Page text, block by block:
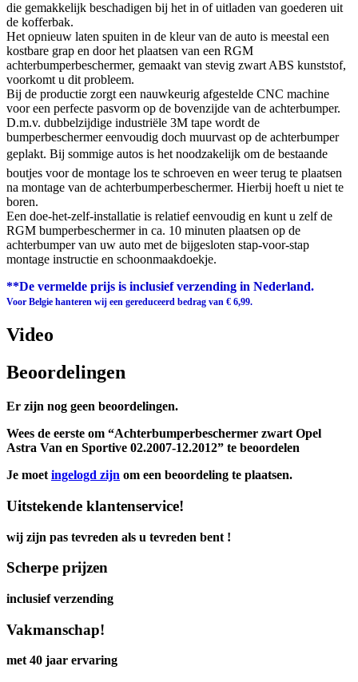
die gemakkelijk beschadigen bij het in of uitladen van goederen uit
de kofferbak.
Het opnieuw laten spuiten in de kleur van de auto is meestal een
kostbare grap en door het plaatsen van een RGM
achterbumperbeschermer, gemaakt van stevig zwart ABS kunststof,
voorkomt u dit probleem.
Bij de productie zorgt een nauwkeurig afgestelde CNC machine
voor een perfecte pasvorm op de bovenzijde van de achterbumper.
D.m.v. dubbelzijdige industriële 3M tape wordt de
bumperbeschermer eenvoudig doch muurvast op de achterbumper
geplakt. Bij sommige autos is het noodzakelijk om de bestaande
boutjes voor de montage los te schroeven en weer terug te plaatsen
na montage van de achterbumperbeschermer. Hierbij hoeft u niet te
boren.
Een doe-het-zelf-installatie is relatief eenvoudig en kunt u zelf de
RGM bumperbeschermer in ca. 10 minuten plaatsen op de
achterbumper van uw auto met de bijgesloten stap-voor-stap
montage instructie en schoonmaakdoekje.
**De vermelde prijs is inclusief verzending in Nederland.
Voor Belgie hanteren wij een gereduceerd bedrag van € 6,99.
Video
Beoordelingen
Er zijn nog geen beoordelingen.
Wees de eerste om “Achterbumperbeschermer zwart Opel
Astra Van en Sportive 02.2007-12.2012” te beoordelen
Je moet ingelogd zijn om een beoordeling te plaatsen.
Uitstekende klantenservice!
wij zijn pas tevreden als u tevreden bent !
Scherpe prijzen
inclusief verzending
Vakmanschap!
met 40 jaar ervaring